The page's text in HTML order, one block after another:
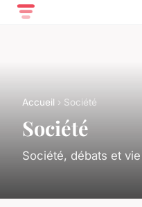
Accueil › Société
Société
Société, débats et